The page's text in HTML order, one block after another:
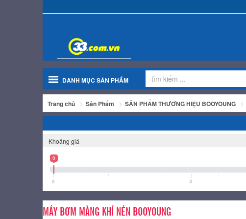
DANH MỤC SẢN PHẨM
Trang chủ Sản Phẩm SẢN PHẨM THƯƠNG HIỆU BOOYOUNG
Khoảng giá
0
0 0
MÁY BƠM MÀNG KHÍ NÉN BOOYOUNG